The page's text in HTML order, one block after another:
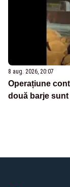
8 aug. 2026, 20:07
Operațiune
două barje